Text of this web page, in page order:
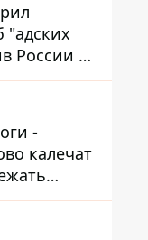
"адских
России и
-
калечат